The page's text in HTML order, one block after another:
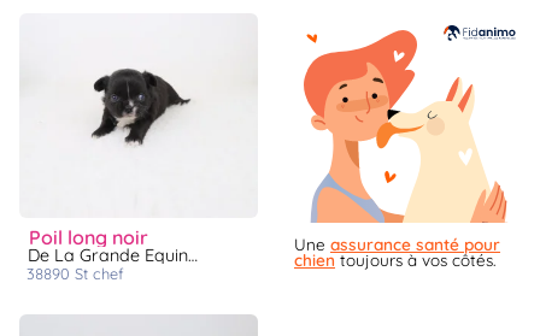
poil long noir
De La Grande Equinoxe
38890 st chef
Une assurance santé pour
chientoujours à vos côtés.